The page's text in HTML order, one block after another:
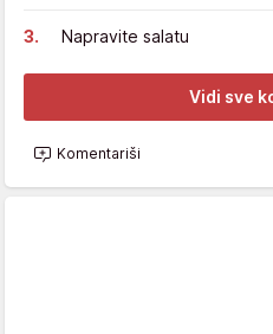
Napravite salatu
Vidi sve
Komentariši